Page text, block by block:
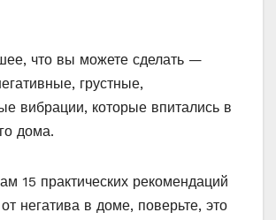
что вы можете сделать —
грустные,
вибрации, которые впитались в
дома.
15 практических рекомендаций
негатива в доме, поверьте, это